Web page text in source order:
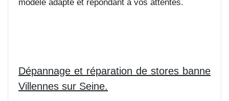
modèle adapté et répondant à vos attentes.
Dépannage et réparation de stores banne
Villennes sur Seine.